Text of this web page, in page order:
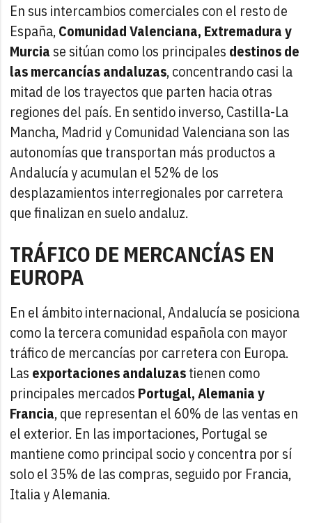
En sus intercambios comerciales con el resto de
España,Comunidad Valenciana, Extremadura y
Murcia se sitúan como los principales destinos de
las mercancías andaluzas, concentrando casi la
mitad de los trayectos que parten hacia otras
regiones del país. En sentido inverso, Castilla-La
Mancha, Madrid y Comunidad Valenciana son las
autonomías que transportan más productos a
Andalucía y acumulan el 52% de los
desplazamientos interregionales por carretera
que finalizan en suelo andaluz.
TRÁFICO DE MERCANCÍAS EN
EUROPA
En el ámbito internacional, Andalucía se posiciona
como la tercera comunidad española con mayor
tráfico de mercancías por carretera con Europa.
Las exportaciones andaluzastienen como
principales mercados Portugal, Alemania y
Francia, que representan el 60% de las ventas en
el exterior. En las importaciones, Portugal se
mantiene como principal socio y concentra por sí
solo el 35% de las compras, seguido por Francia,
Italia y Alemania.